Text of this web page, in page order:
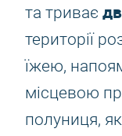
та триває
території
їжею,
місцевою
полуниця,